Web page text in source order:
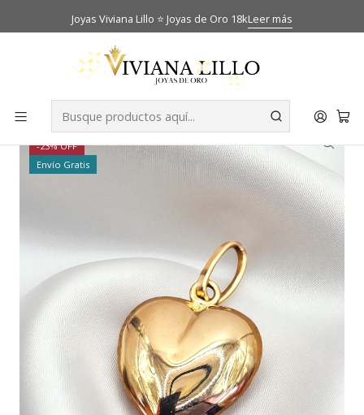
Joyas Viviana Lillo ⭐ Joyas de Oro 18kLeer más
Inicio
Colgante corazón 2.5 cm Oro 18k
-23% OFF
Envío Gratis